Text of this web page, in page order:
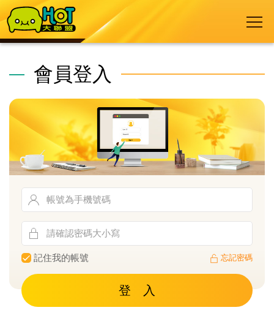
會員登入
記住我的帳號 忘記密碼
登 入